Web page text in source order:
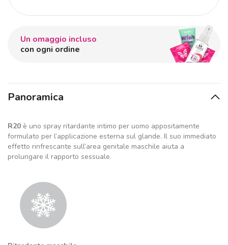
Un omaggio incluso
con ogni ordine
Panoramica
R20 è uno spray ritardante intimo per uomo appositamente
formulato per l’applicazione esterna sul glande. Il suo immediato
effetto rinfrescante sull’area genitale maschile aiuta a
prolungare il rapporto sessuale.